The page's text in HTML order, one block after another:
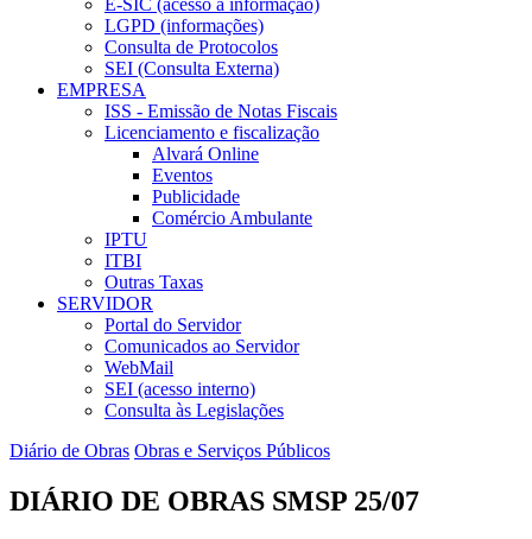
E-SIC (acesso à informação)
LGPD (informações)
Consulta de Protocolos
SEI (Consulta Externa)
EMPRESA
ISS - Emissão de Notas Fiscais
Licenciamento e fiscalização
Alvará Online
Eventos
Publicidade
Comércio Ambulante
IPTU
ITBI
Outras Taxas
SERVIDOR
Portal do Servidor
Comunicados ao Servidor
WebMail
SEI (acesso interno)
Consulta às Legislações
Diário de Obras Obras e Serviços Públicos
DIÁRIO DE OBRAS SMSP 25/07